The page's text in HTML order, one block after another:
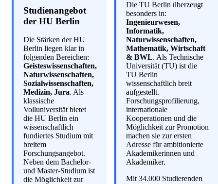
Studienangebot
der HU Berlin
Die Stärken der HU
Berlin liegen klar in
folgenden Bereichen:
Geisteswissenschaften,
Naturwissenschaften,
Sozialwissenschaften,
Medizin, Jura. Als
klassische
Volluniversität bietet
die HU Berlin ein
wissenschaftlich
fundiertes Studium mit
breitem
Forschungsangebot.
Neben dem Bachelor-
und Master-Studium ist
die Möglichkeit zur
Die TU Berlin überzeugt
besonders in:
Ingenieurwesen,
Informatik,
Naturwissenschaften,
Mathematik, Wirtschaft
& BWL. Als Technische
Universität (TU) ist die
TU Berlin
wissenschaftlich breit
aufgestellt.
Forschungsprofilierung,
internationale
Kooperationen und die
Möglichkeit zur Promotion
machen sie zur ersten
Adresse für ambitionierte
Akademikerinnen und
Akademiker.
Mit 34.000 Studierenden